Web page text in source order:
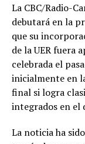
La CBC/Radio-
debutará en la
que su
de la UER fuera
celebrada el
inicialmente en
final si logra
integrados en el
La noticia ha